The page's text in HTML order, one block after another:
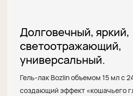
Долговечный, яркий,
светоотражающий,
универсальный.
Гель-лак Bozlin объемом 15 мл с
создающий эффект «кошачьего